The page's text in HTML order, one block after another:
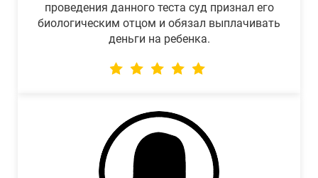
проведения данного теста суд признал его
биологическим отцом и обязал выплачивать
деньги на ребенка.